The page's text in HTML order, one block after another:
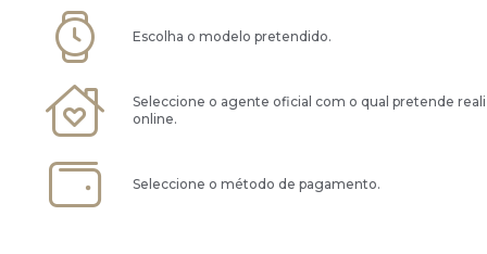
Escolha o modelo pretendido.
Seleccione o agente oficial com o qual pretende
online.
Seleccione o método de pagamento.